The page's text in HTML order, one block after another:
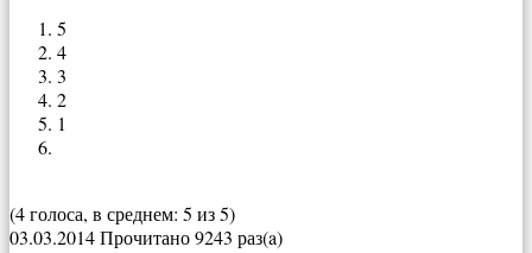
5
4
3
2
1
(4 голоса, в среднем: 5 из 5)
03.03.2014Прочитано 9243 раз(a)